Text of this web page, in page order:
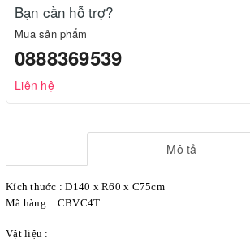
Bạn cần hỗ trợ?
Mua sản phẩm
0888369539
Liên hệ
Mô tả
Kích thước : D140 x R60 x C75cm
Mã hàng : CBVC4T
Vật liệu :